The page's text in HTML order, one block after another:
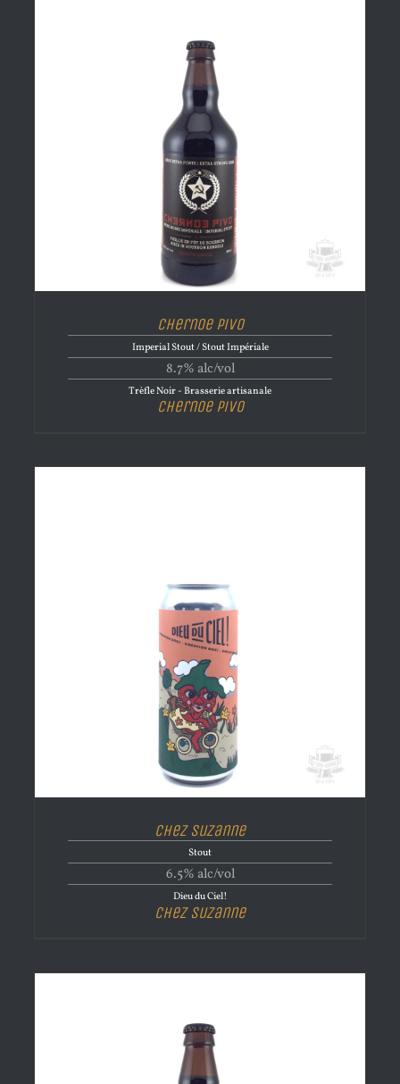
Chernoe Pivo
Imperial Stout / Stout Impériale
8.7% alc/vol
Trèfle Noir - Brasserie artisanale
Chernoe Pivo
Chez Suzanne
Stout
6.5% alc/vol
Dieu du Ciel!
Chez Suzanne